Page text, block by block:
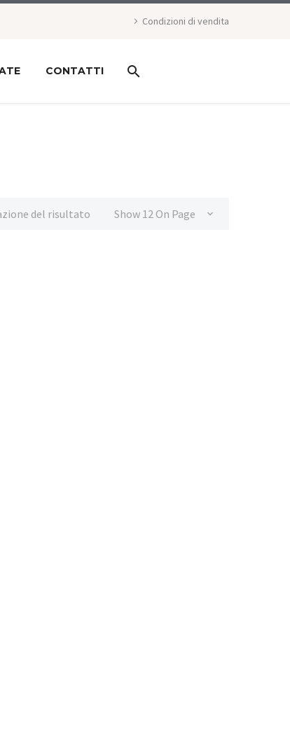
Condizioni di vendita
CONTATTI
Show 12 On Page
del risultato